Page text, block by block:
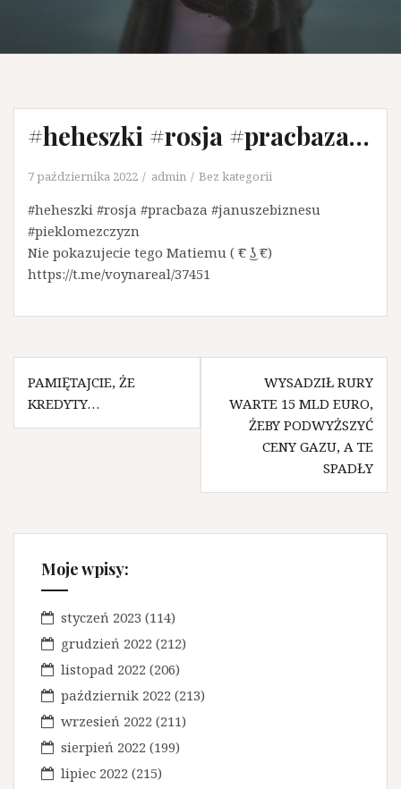
#heheszki #rosja #pracbaza…
7 października 2022 admin Bez kategorii
#heheszki #rosja #pracbaza #januszebiznesu
#pieklomezczyzn
Nie pokazujecie tego Matiemu ( ͡€ ͜ʖ ͡€)
https://t.me/voynareal/37451
N
a
a
PAMIĘTAJCIE, ŻE
KREDYTY…
WYSADZIŁ RURY
WARTE 15 MLD EURO,
ŻEBY PODWYŻSZYĆ
CENY GAZU, A TE
SPADŁY
Moje wpisy:
styczeń 2023 (114)
grudzień 2022 (212)
listopad 2022 (206)
październik 2022 (213)
wrzesień 2022 (211)
sierpień 2022 (199)
lipiec 2022 (215)